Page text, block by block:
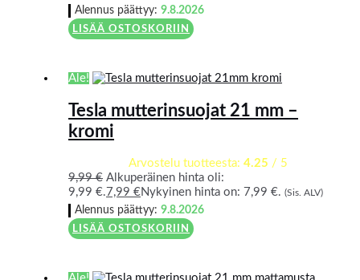
Alennus päättyy:9.8.2026
LISÄÄ OSTOSKORIIN
Ale!
Tesla mutterinsuojat 21 mm –
kromi
Arvostelu tuotteesta: 4.25 / 5
9,99€ Alkuperäinen hinta oli:
9,99 €. 7,99€Nykyinen hinta on: 7,99 €. (Sis. ALV)
Alennus päättyy:9.8.2026
LISÄÄ OSTOSKORIIN